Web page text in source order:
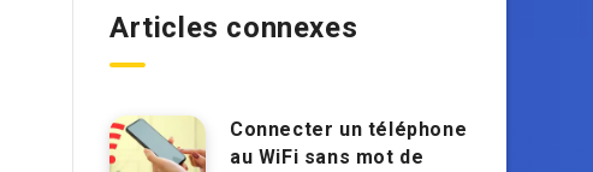
Articles connexes
Connecter un téléphone
au WiFi sans mot de